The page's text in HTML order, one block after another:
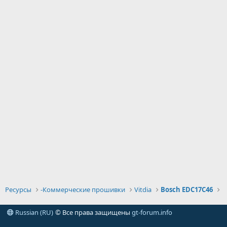
Ресурсы -Коммерческие прошивки Vitdia Bosch EDC17C46
Russian (RU) © Все права защищены gt-forum.info